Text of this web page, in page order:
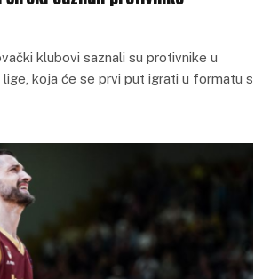
klubovi saznali su protivnike u
koja će se prvi put igrati u formatu s